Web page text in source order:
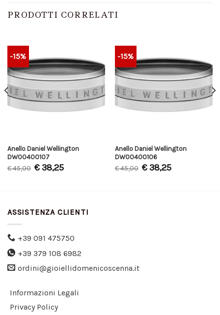
PRODOTTI CORRELATI
-15%
Anello Daniel Wellington
DW00400107
€45,00 €38,25
-15%
Anello Daniel Wellington
DW00400106
€45,00 €38,25
ASSISTENZA CLIENTI
+39 091 475750
+39 379 108 6982
ordini@gioiellidomenicoscenna.it
Informazioni Legali
Privacy Policy